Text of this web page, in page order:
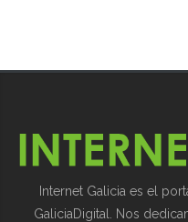
Internet Galicia es el
GaliciaDigital. Nos